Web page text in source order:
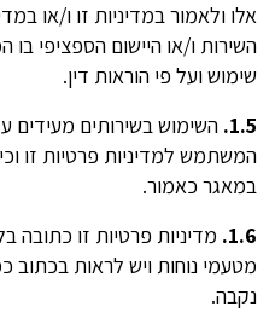
אלו ולאמור במדיניות זו ו/או
השירות ו/או היישום הספציפי
שימוש ועל פי הוראות דין.
1.5. השימוש בשירותים מעידים
המשתמש למדיניות פרטיות זו
במאגר כאמור.
1.6. מדיניות פרטיות זו כתובה
מטעמי נוחות ויש לראות בכתוב
נקבה.